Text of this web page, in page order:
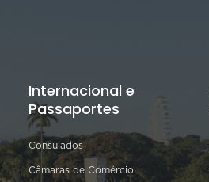
Internacional e
Passaportes
Consulados
Câmaras de Comércio